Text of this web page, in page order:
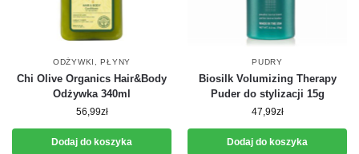
ODŻYWKI ,PŁYNY
Chi Olive Organics Hair&Body
Odżywka 340ml
56,99zł
Dodaj do koszyka
PUDRY
Biosilk Volumizing Therapy
Puder do stylizacji 15g
47,99zł
Dodaj do koszyka